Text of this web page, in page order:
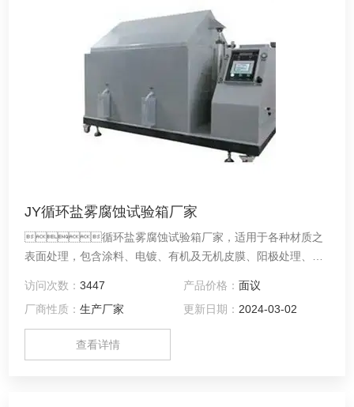
JY循环盐雾腐蚀试验箱厂家
循环盐雾腐蚀试验箱厂家，适用于各种材质之
表面处理，包含涂料、电镀、有机及无机皮膜、阳极处理、防
访问次数：3447 产品价格： 面议
厂商性质：生产厂家 更新日期： 2024-03-02
查看详情